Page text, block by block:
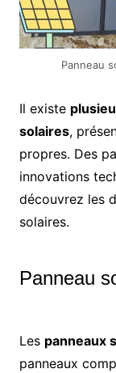
Panneau
Il existe
solaires,
propres. Des
innovations
découvrez les
solaires.
Panneau
Les panneaux
panneaux